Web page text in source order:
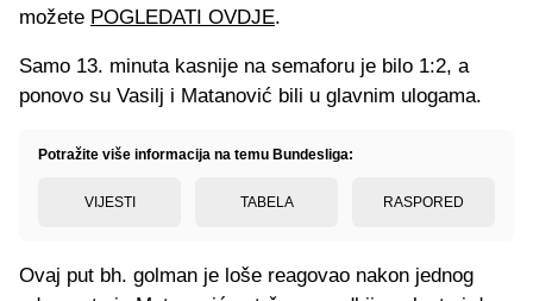
možete POGLEDATI OVDJE.
Samo 13. minuta kasnije na semaforu je bilo 1:2, a
ponovo su Vasilj i Matanović bili u glavnim ulogama.
Potražite više informacija na temu Bundesliga:
VIJESTI TABELA RASPORED
Ovaj put bh. golman je loše reagovao nakon jednog